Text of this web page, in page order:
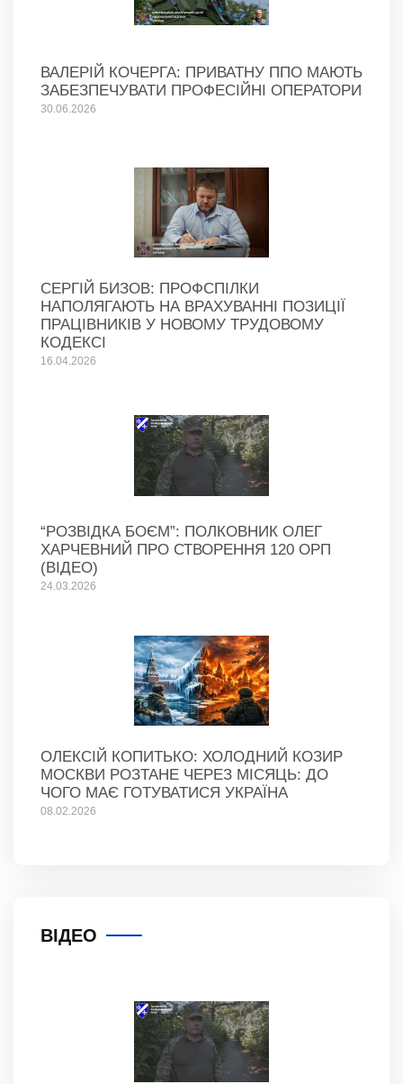
ВАЛЕРІЙ КОЧЕРГА: ПРИВАТНУ ППО МАЮТЬ
ЗАБЕЗПЕЧУВАТИ ПРОФЕСІЙНІ ОПЕРАТОРИ
30.06.2026
СЕРГІЙ БИЗОВ: ПРОФСПІЛКИ
НАПОЛЯГАЮТЬ НА ВРАХУВАННІ ПОЗИЦІЇ
ПРАЦІВНИКІВ У НОВОМУ ТРУДОВОМУ
КОДЕКСІ
16.04.2026
“РОЗВІДКА БОЄМ”: ПОЛКОВНИК ОЛЕГ
ХАРЧЕВНИЙ ПРО СТВОРЕННЯ 120 ОРП
(ВІДЕО)
24.03.2026
ОЛЕКСІЙ КОПИТЬКО: ХОЛОДНИЙ КОЗИР
МОСКВИ РОЗТАНЕ ЧЕРЕЗ МІСЯЦЬ: ДО
ЧОГО МАЄ ГОТУВАТИСЯ УКРАЇНА
08.02.2026
ВІДЕО